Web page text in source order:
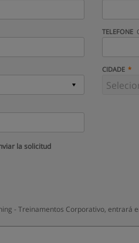
TELEFONE
CIDADE
la solicitud
- Treinamentos Corporativo, entrará